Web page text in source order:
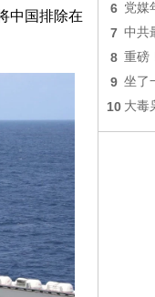
中国排除在
6 党媒
7 中共
8 重磅
9 坐了
10 大毒